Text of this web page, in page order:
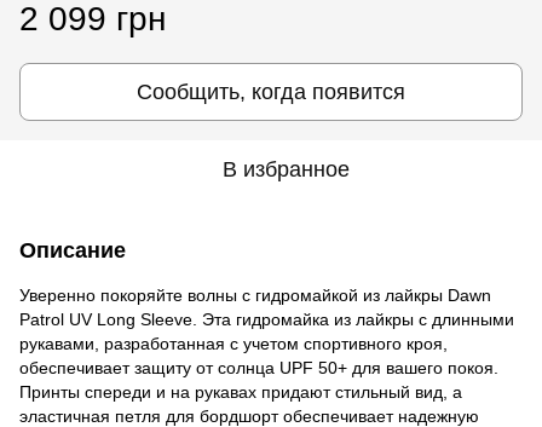
2 099 грн
Сообщить, когда появится
В избранное
Описание
Уверенно покоряйте волны с гидромайкой из лайкры Dawn
Patrol UV Long Sleeve. Эта гидромайка из лайкры с длинными
рукавами, разработанная с учетом спортивного кроя,
обеспечивает защиту от солнца UPF 50+ для вашего покоя.
Принты спереди и на рукавах придают стильный вид, а
эластичная петля для бордшорт обеспечивает надежную